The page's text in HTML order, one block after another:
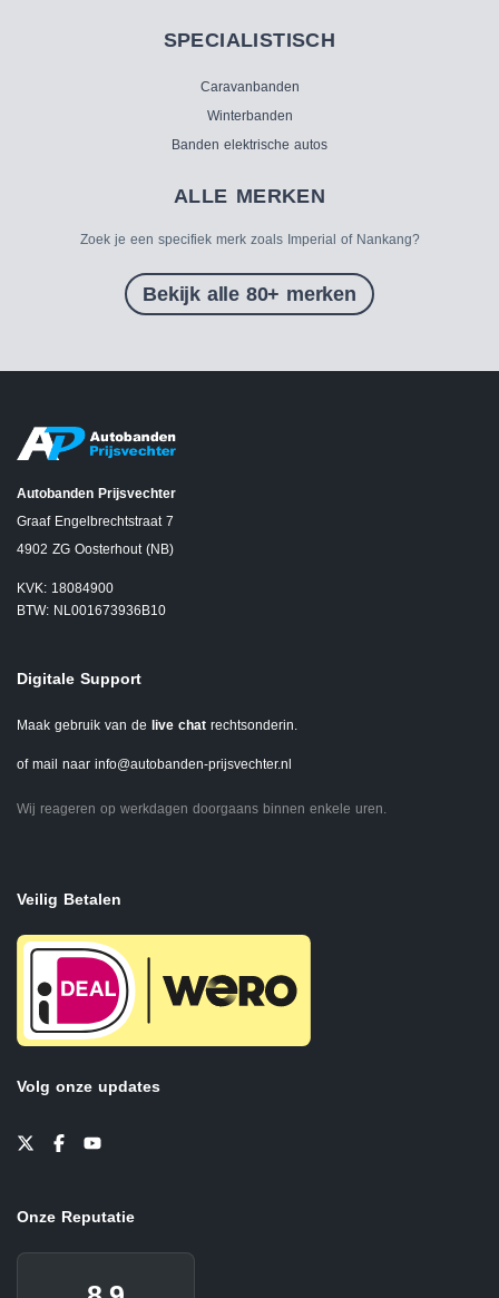
SPECIALISTISCH
Caravanbanden
Winterbanden
Banden elektrische autos
ALLE MERKEN
Zoek je een specifiek merk zoals Imperial of Nankang?
Bekijk alle 80+ merken
Autobanden Prijsvechter
Graaf Engelbrechtstraat 7
4902 ZG Oosterhout (NB)
KVK: 18084900
BTW: NL001673936B10
Digitale Support
Maak gebruik van de live chat rechtsonderin.
of mail naar info@autobanden-prijsvechter.nl
Wij reageren op werkdagen doorgaans binnen enkele uren.
Veilig Betalen
Volg onze updates
Onze Reputatie